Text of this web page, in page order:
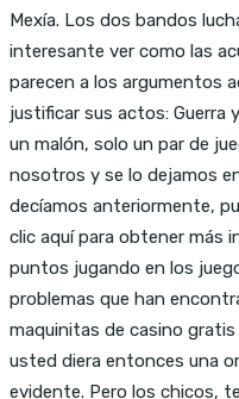
Mexía. Los dos bandos
interesante ver como las
parecen a los argumentos
justificar sus actos: Guerra
un malón, solo un par de
nosotros y se lo dejamos
decíamos anteriormente,
clic aquí para obtener más
puntos jugando en los
problemas que han
maquinitas de casino
usted diera entonces una
evidente. Pero los chicos,